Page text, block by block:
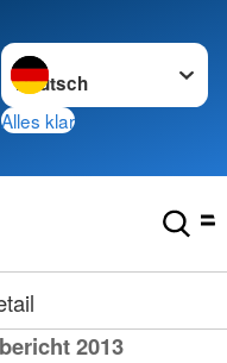
Sprache wechseln zu
Alles klar
2013